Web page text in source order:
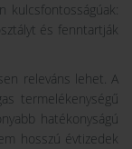
kulcsfontosságúak:
és fenntartják
releváns lehet. A
termelékenységű
hatékonyságú
hosszú évtizedek